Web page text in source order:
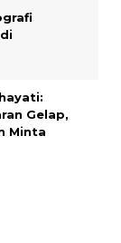
Gelap,
Minta